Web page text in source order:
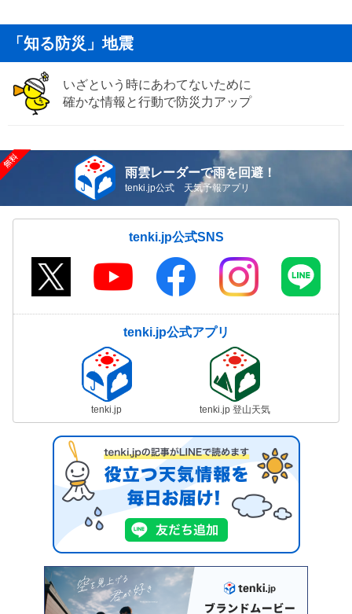
「知る防災」地震
いざという時にあわてないために
確かな情報と行動で防災力アップ
雨雲レーダーで雨を回避！
tenki.jp公式 天気予報アプリ
tenki.jp公式SNS
tenki.jp公式アプリ
tenki.jp tenki.jp 登山天気